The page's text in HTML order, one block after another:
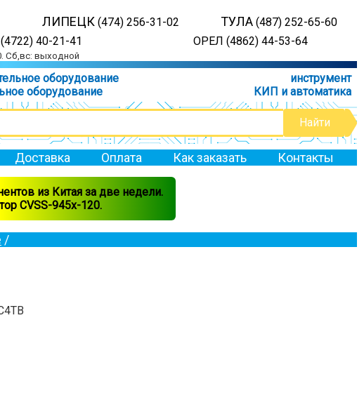
ЛИПЕЦК (474) 256-31-02 ТУЛА (487) 252-65-60
40-21-41 ОРЕЛ (4862) 44-53-64
Сб,вс: выходной
оборудование
инструмент
оборудование КИП и автоматика
Доставка Оплата Как заказать Контакты
из Китая за две недели.
CVSS-945x-120.
/